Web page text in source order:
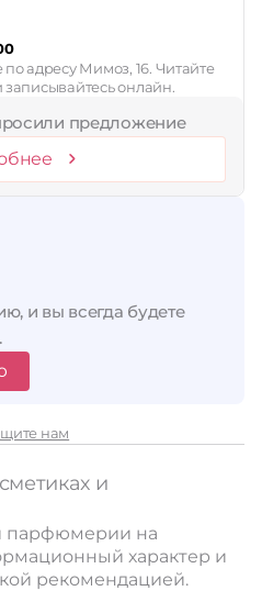
адресу Мимоз, 16. Читайте
записывайтесь онлайн.
предложение
и вы всегда будете
нам
и
парфюмерии на
характер и
рекомендацией.